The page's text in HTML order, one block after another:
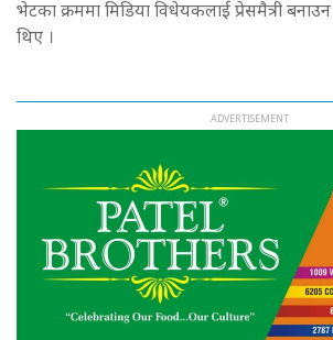
भेटका क्रममा मिडिया विधेयकलाई प्रेसमैत्री
थिए ।